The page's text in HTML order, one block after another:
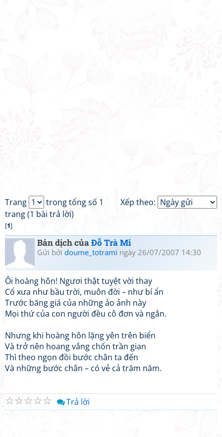
Xếp theo:
Trang
trong tổng số 1
trang (1 bài trả lời)
[1]
Bản dịch củaĐỗ Trà Mi
Gửi bởi doume_totrami ngày 26/07/2007 14:30
Ôi hoàng hôn! Ngươi thật tuyệt vời thay
Cổ xưa như bầu trời, muôn đời – như bí ẩn
Trước băng giá của những ảo ảnh này
Mọi thứ của con người đều cô đơn và ngắn.
Nhưng khi hoàng hôn lặng yên trên biển
Và trở nên hoang vắng chốn trần gian
Thì theo ngọn đồi bước chân ta đến
Và những bước chân – có vẻ cả trăm năm.
☆
☆
☆
☆
☆ Trả lời